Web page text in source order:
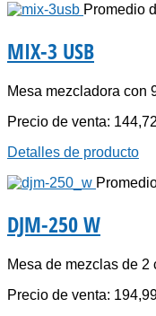
Promedio
MIX-3 USB
Mesa mezcladora con
Precio de venta:
Detalles de producto
DJM-250 W
Mesa de mezclas de 2
Precio de venta: